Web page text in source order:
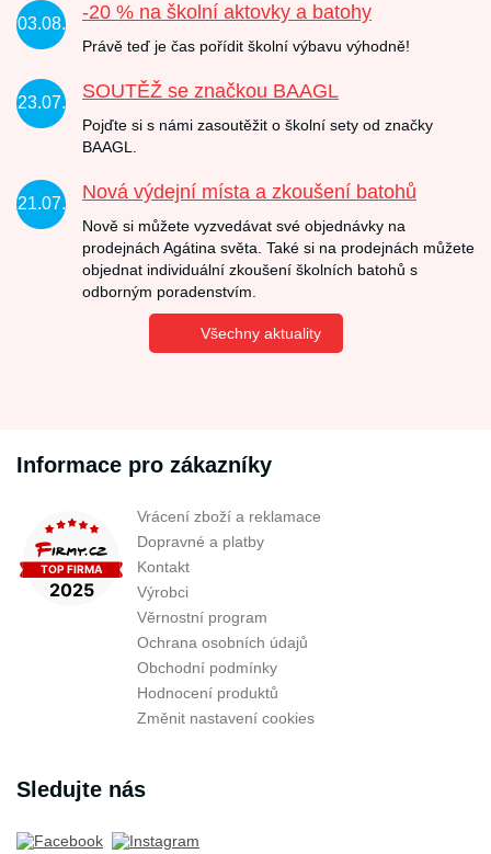
03.08.
-20 % na školní aktovky a batohy
Právě teď je čas pořídit školní výbavu výhodně!
23.07.
SOUTĚŽ se značkou BAAGL
Pojďte si s námi zasoutěžit o školní sety od značky
BAAGL.
21.07.
Nová výdejní místa a zkoušení batohů
Nově si můžete vyzvedávat své objednávky na
prodejnách Agátina světa. Také si na prodejnách můžete
objednat individuální zkoušení školních batohů s
odborným poradenstvím.
Všechny aktuality
Informace pro zákazníky
Vrácení zboží a reklamace
Dopravné a platby
Kontakt
Výrobci
Věrnostní program
Ochrana osobních údajů
Obchodní podmínky
Hodnocení produktů
Změnit nastavení cookies
Sledujte nás